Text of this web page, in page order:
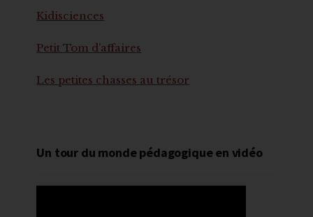
Kidisciences
Petit Tom d’affaires
Les petites chasses au trésor
Un tour du monde pédagogique en vidéo